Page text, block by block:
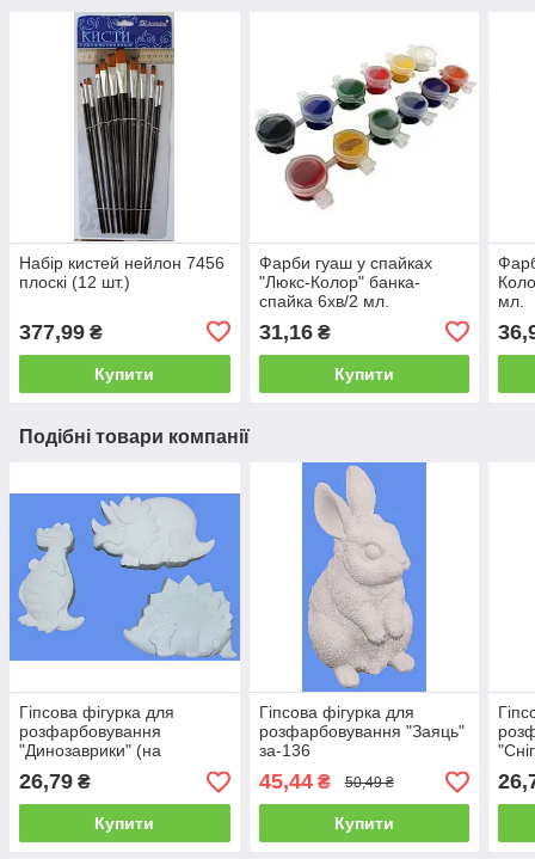
Набір кистей нейлон 7456
плоскі (12 шт.)
377,99 ₴
Купити
Фарби гуаш у спайках
"Люкс-Колор" банка-
спайка 6хв/2 мл.
31,16₴
Купити
мл.
Подібні товари компанії
Гіпсова фігурка для
розфарбовування
"Динозаврики" (на
26,79 ₴
Купити
Гіпсова фігурка для
розфарбовування "Заяць"
за-136
45,44₴ 50,49 ₴
Купити